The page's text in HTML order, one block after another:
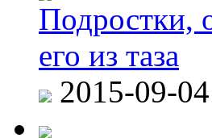
Подростки,
его из таза
2015-09-